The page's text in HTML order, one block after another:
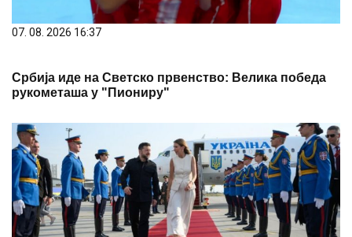
07. 08. 2026 16:37
Србија иде на Светско првенство: Велика победа
рукометаша у "Пиониру"